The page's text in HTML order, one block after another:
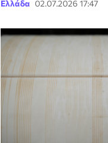
Ελλάδα 02.07.2026 17:47